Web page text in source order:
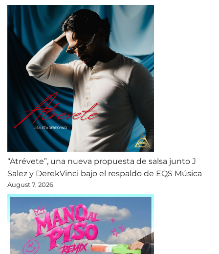
“Atrévete”, una nueva propuesta de salsa junto J
Salez y DerekVinci bajo el respaldo de EQS Música
August 7, 2026